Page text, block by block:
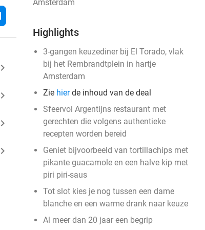
keyboard_arrow_right
keyboard_arrow_right
keyboard_arrow_right
keyboard_arrow_right
Amsterdam
Highlights
3-gangen keuzediner bij El Torado, vlak
bij het Rembrandtplein in hartje
Amsterdam
Zie hierde inhoud van de deal
Sfeervol Argentijns restaurant met
gerechten die volgens authentieke
recepten worden bereid
Geniet bijvoorbeeld van tortillachips met
pikante guacamole en een halve kip met
piri piri-saus
Tot slot kies je nog tussen een dame
blanche en een warme drank naar keuze
Al meer dan 20 jaar een begrip